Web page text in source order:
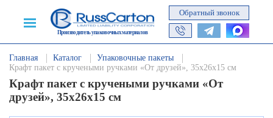
Производитель упаковочных материалов
Обратный звонок
Главная Каталог
Упаковочные пакеты
Крафт пакет с кручеными ручками «От друзей», 35х26х15 см
Крафт пакет с кручеными ручками «От
друзей», 35х26х15 см